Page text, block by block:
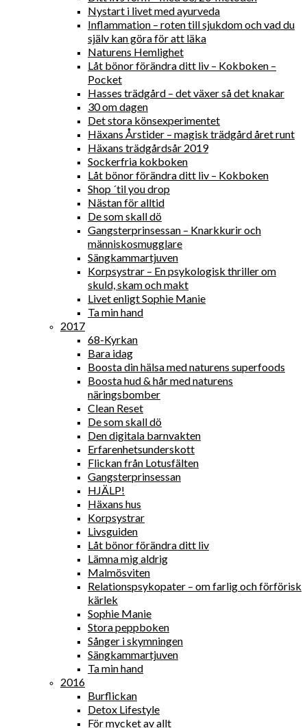
Nystart i livet med ayurveda
Inflammation – roten till sjukdom och vad du
själv kan göra för att läka
Naturens Hemlighet
Låt bönor förändra ditt liv – Kokboken –
Pocket
Hasses trädgård – det växer så det knakar
30 om dagen
Det stora könsexperimentet
Häxans Årstider – magisk trädgård året runt
Häxans trädgårdsår 2019
Sockerfria kokboken
Låt bönor förändra ditt liv – Kokboken
Shop ´til you drop
Nästan för alltid
De som skall dö
Gangsterprinsessan – Knarkkurir och
människosmugglare
Sängkammartjuven
Korpsystrar – En psykologisk thriller om
skuld, skam och makt
Livet enligt Sophie Manie
Ta min hand
2017
68-Kyrkan
Bara idag
Boosta din hälsa med naturens superfoods
Boosta hud & hår med naturens
näringsbomber
Clean Reset
De som skall dö
Den digitala barnvakten
Erfarenhetsunderskott
Flickan från Lotusfälten
Gangsterprinsessan
HJÄLP!
Häxans hus
Korpsystrar
Livsguiden
Låt bönor förändra ditt liv
Lämna mig aldrig
Malmösviten
Relationspsykopater – om farlig och förförisk
kärlek
Sophie Manie
Stora peppboken
Sånger i skymningen
Sängkammartjuven
Ta min hand
2016
Burflickan
Detox Lifestyle
För mycket av allt